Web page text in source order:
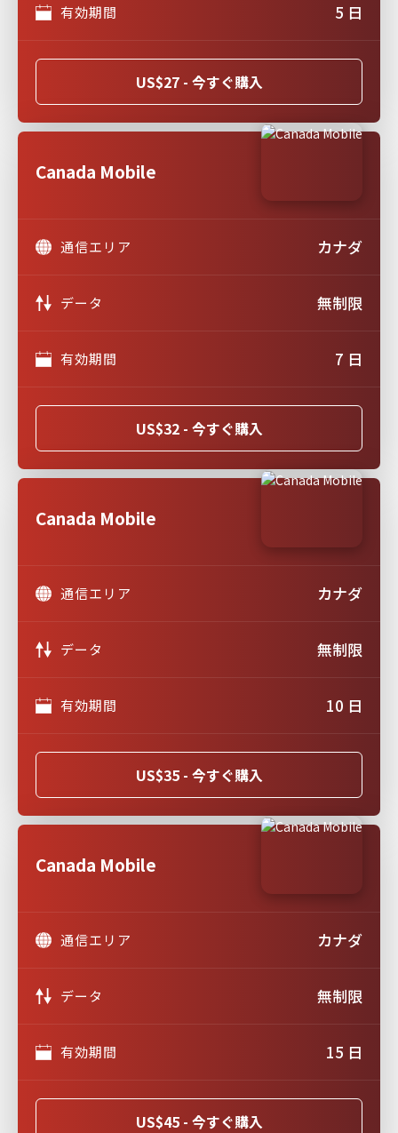
有効期間 5 日
US$27 - 今すぐ購入
Canada Mobile
通信エリア カナダ
データ 無制限
有効期間 7 日
US$32 - 今すぐ購入
Canada Mobile
通信エリア カナダ
データ 無制限
有効期間 10 日
US$35 - 今すぐ購入
Canada Mobile
通信エリア カナダ
データ 無制限
有効期間 15 日
US$45 - 今すぐ購入